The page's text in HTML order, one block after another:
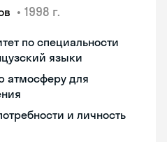
• 1998 г.
по специальности
языки
атмосферу для
и личность